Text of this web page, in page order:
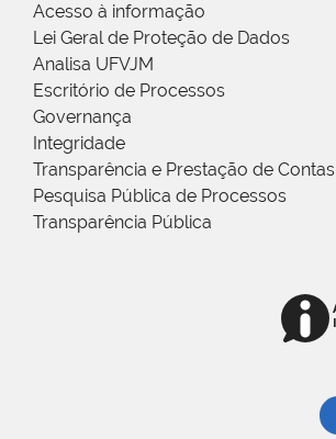
Acesso à informação
Lei Geral de Proteção de Dados
Analisa UFVJM
Escritório de Processos
Governança
Integridade
Transparência e Prestação de Contas
Pesquisa Pública de Processos
Transparência Pública